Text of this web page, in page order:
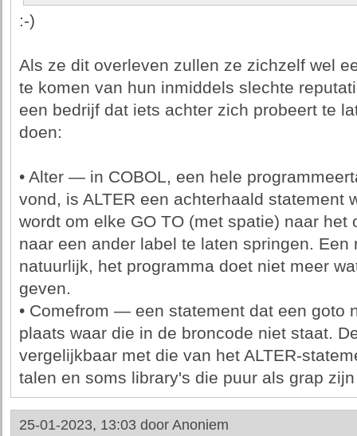
:-)
Als ze dit overleven zullen ze zichzelf wel
te komen van hun inmiddels slechte
een bedrijf dat iets achter zich probeert te
doen:
• Alter — in COBOL, een hele
vond, is ALTER een achterhaald statement
wordt om elke GO TO (met spatie) naar het
naar een ander label te laten springen.
natuurlijk, het programma doet niet meer
geven.
• Comefrom — een statement dat een goto
plaats waar die in de broncode niet staat.
vergelijkbaar met die van het ALTER-
talen en soms library's die puur als grap
25-01-2023, 13:03 door Anoniem